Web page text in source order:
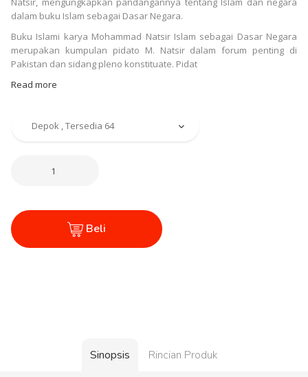
dalam buku Islam sebagai Dasar Negara.
Buku Islami karya Mohammad Natsir Islam sebagai Dasar Negara
merupakan kumpulan pidato M. Natsir dalam forum penting di
Pakistan dan sidang pleno konstituate. Pidat
Read more
Beli
Sinopsis Rincian Produk